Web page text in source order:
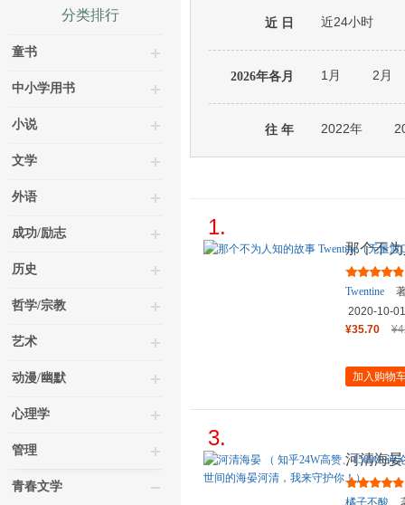
分类排行
童书
中小学用书
小说
文学
外语
成功/励志
历史
哲学/宗教
艺术
动漫/幽默
心理学
管理
青春文学
近 日 近24小时
2026年各月 1月 2月
往 年 2022年
1.
那个不
口）BE
Twentine
2020-10-01
¥35.70
加入购物
3.
河清海
议、200
橘子不酸